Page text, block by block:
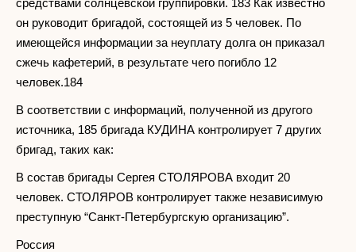
он руководит бригадой, состоящей из 5 человек. По
имеющейся информации за неуплату долга он приказал
сжечь кафетерий, в результате чего погибло 12
человек.184
В соответствии с информаций, полученной из другого
источника, 185 бригада КУДИНА контролирует 7 других
бригад, таких как:
В состав бригады Сергея СТОЛЯРОВА входит 20
человек. СТОЛЯРОВ контролирует также независимую
преступную “Санкт-Петербургскую организацию”.
Россия